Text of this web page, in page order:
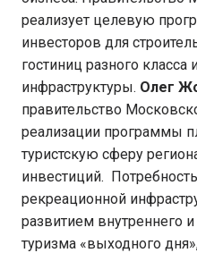
реализует целевую
инвесторов для
гостиниц разного
инфраструктуры. Олег
правительство
реализации программы
туристскую сферу
инвестиций.
рекреационной
развитием внутреннего
туризма «выходного